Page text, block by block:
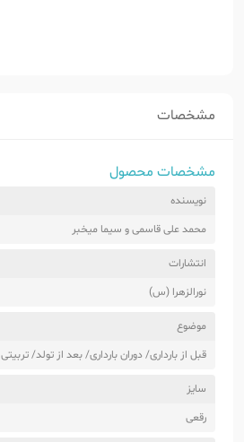
مشخصات
مشخصات محصول
نویسنده
محمد علی قاسمی و سیما میخبر
انتشارات
نورالزهرا (س)
موضوع
قبل از بارداری/ دوران بارداری/ بعد از تولد/ تربیتی
سایز
رقعی